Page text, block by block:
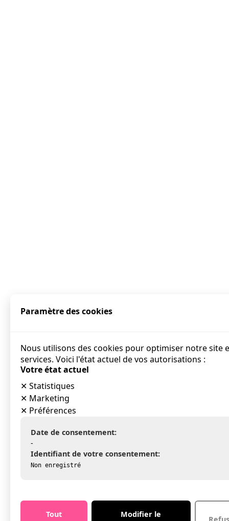
Paramètre des cookies
Nous utilisons des cookies pour optimiser notre site
services. Voici l'état actuel de vos autorisations :
Votre état actuel
✕ Statistiques
✕ Marketing
✕ Préférences
Date de consentement:
-
Identifiant de votre consentement:
Non enregistré
Tout
Modifier le